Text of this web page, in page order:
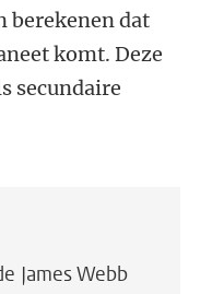
berekenen dat
komt. Deze
secundaire
James Webb